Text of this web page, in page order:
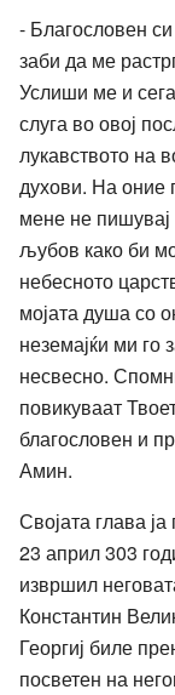
- Благословен
заби да ме
Услиши ме и
слуга во овој
лукавството на
духови. На оние
мене не
љубов како би
небесното
мојата душа со
неземајќи ми го
несвесно.
повикуваат
благословен и
Амин.
Својата глава
23 април 303
извршил
Константин
Георгиј биле
посветен на